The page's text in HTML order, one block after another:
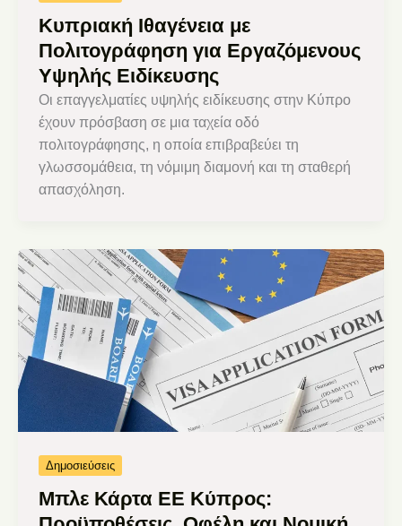
Κυπριακή Ιθαγένεια με
Πολιτογράφηση για Εργαζόμενους
Υψηλής Ειδίκευσης
Οι επαγγελματίες υψηλής ειδίκευσης στην Κύπρο
έχουν πρόσβαση σε μια ταχεία οδό
πολιτογράφησης, η οποία επιβραβεύει τη
γλωσσομάθεια, τη νόμιμη διαμονή και τη σταθερή
απασχόληση.
Δημοσιεύσεις
Μπλε Κάρτα ΕΕ Κύπρος: